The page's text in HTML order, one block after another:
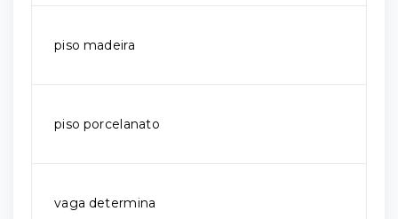
piso madeira
piso porcelanato
vaga determina